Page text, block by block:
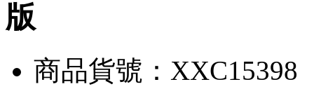
版
商品貨號：XXC15398